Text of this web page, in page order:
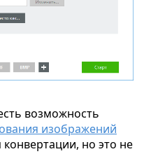
возможность
изображений
но это не